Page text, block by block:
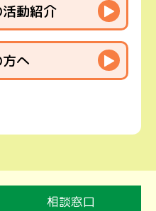
動紹介 ▶
へ ▶
相談窓口